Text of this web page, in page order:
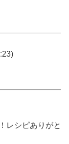
レシピありがと